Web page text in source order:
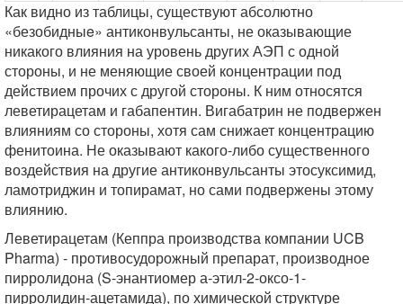
Как видно из таблицы, существуют абсолютно
«безобидныe» антиконвульсанты, не оказывающие
никакого влияния на уровень других АЭП с одной
стороны, и не меняющие своей концентрации под
действием прочих с другой стороны. К ним относятся
леветирацетам и габапентин. Вигабатрин не подвержен
влияниям со стороны, хотя сам снижает концентрацию
фенитоина. Не оказывают какого-либо существенного
воздействия на другие антиконвульсанты этосуксимид,
ламотриджин и топирамат, но сами подвержены этому
влиянию.
Леветирацетам (Кеппра производства компании UCB
Pharma) - противосудорожный препарат, производное
пирролидона (S-энантиомер а-этил-2-оксо-1-
пирролидин-ацетамида), по химической структуре